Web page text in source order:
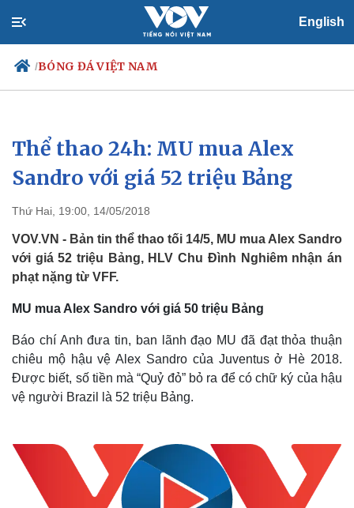
English
/BÓNG ĐÁ VIỆT NAM
Chính trị
Đảng
Tổ chức nhân sự
Nhận diện sự thật
Xã hội
Tin 24h
Dự báo thời tiết
Việc làm
Biển đảo
Thể thao 24h: MU mua Alex
Sandro với giá 52 triệu Bảng
Thứ Hai, 19:00, 14/05/2018
VOV.VN - Bản tin thể thao tối 14/5, MU mua Alex Sandro
với giá 52 triệu Bảng, HLV Chu Đình Nghiêm nhận án
phạt nặng từ VFF.
MU mua Alex Sandro với giá 50 triệu Bảng
Báo chí Anh đưa tin, ban lãnh đạo MU đã đạt thỏa thuận
chiêu mộ hậu vệ Alex Sandro của Juventus ở Hè 2018.
Được biết, số tiền mà “Quỷ đỏ” bỏ ra để có chữ ký của hậu
vệ người Brazil là 52 triệu Bảng.